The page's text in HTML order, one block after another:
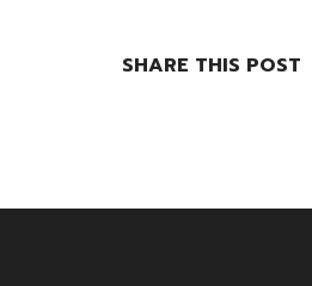
SHARE THIS POST